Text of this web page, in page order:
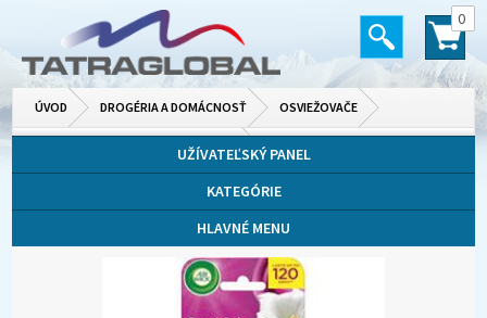
0
ÚVOD DROGÉRIA A DOMÁCNOSŤ OSVIEŽOVAČE
VANIČKY, DIZAJNOVÉ A DO VYSÁVAČAUŽÍVATEĽSKÝ PANEL
KATEGÓRIE
HLAVNÉ MENU